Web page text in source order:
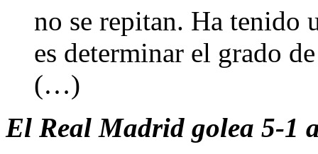
no se repitan. Ha tenido
es determinar el grado
(…)
El Real Madrid golea 5-1